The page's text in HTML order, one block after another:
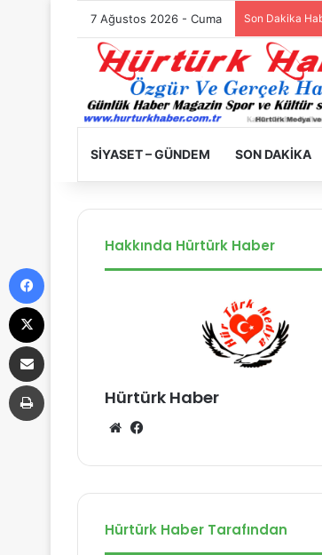
7 Ağustos 2026 - Cuma Son Dakika
SIYASET – GÜNDEM SON DAKIKA
Hakkında Hürtürk Haber
Hürtürk Haber
We
sit
esi
bo
ok
Hürtürk Haber Tarafından